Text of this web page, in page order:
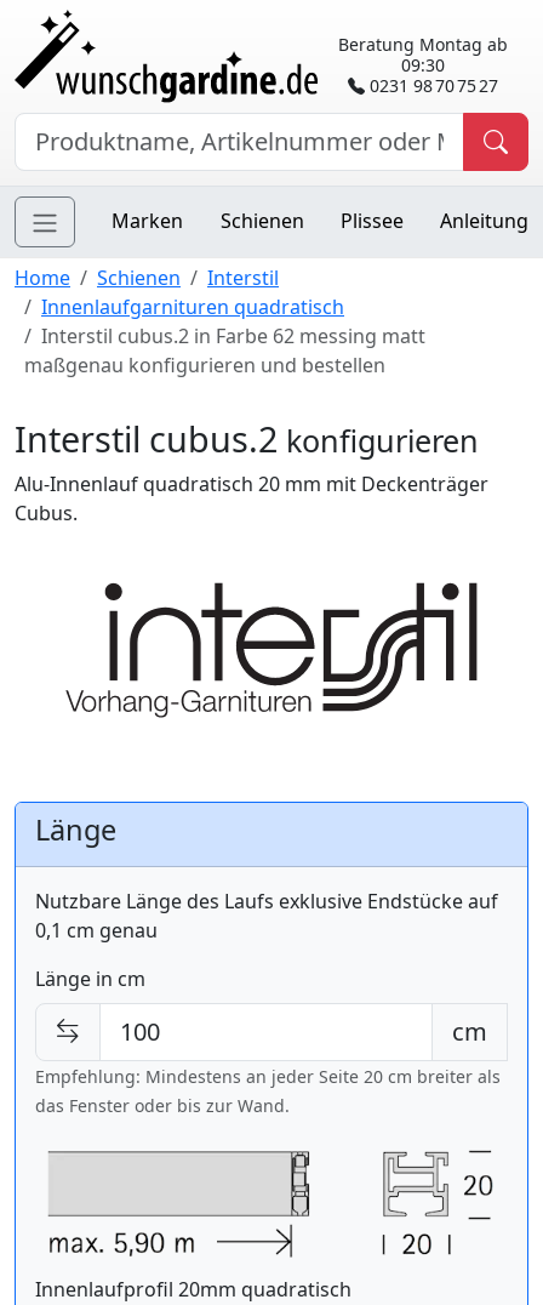
Beratung Montag ab
09:30
0231 98 70 75 27
Marken Schienen Plissee Anleitung
Home Schienen
Interstil
Innenlaufgarnituren quadratisch
Interstil cubus.2 in Farbe 62 messing matt
maßgenau konfigurieren und bestellen
Interstil cubus.2 konfigurieren
Alu-Innenlauf quadratisch 20 mm mit Deckenträger
Cubus.
Länge
Nutzbare Länge des Laufs exklusive Endstücke auf
0,1 cm genau
Länge in cm
cm
Empfehlung: Mindestens an jeder Seite 20 cm breiter als
das Fenster oder bis zur Wand.
Innenlaufprofil 20mm quadratisch